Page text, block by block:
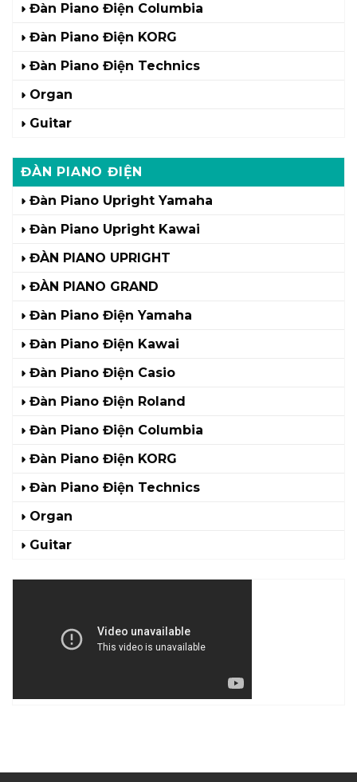
Đàn Piano Điện Columbia
Đàn Piano Điện KORG
Đàn Piano Điện Technics
Organ
Guitar
ĐÀN PIANO ĐIỆN
Đàn Piano Upright Yamaha
Đàn Piano Upright Kawai
ĐÀN PIANO UPRIGHT
ĐÀN PIANO GRAND
Đàn Piano Điện Yamaha
Đàn Piano Điện Kawai
Đàn Piano Điện Casio
Đàn Piano Điện Roland
Đàn Piano Điện Columbia
Đàn Piano Điện KORG
Đàn Piano Điện Technics
Organ
Guitar